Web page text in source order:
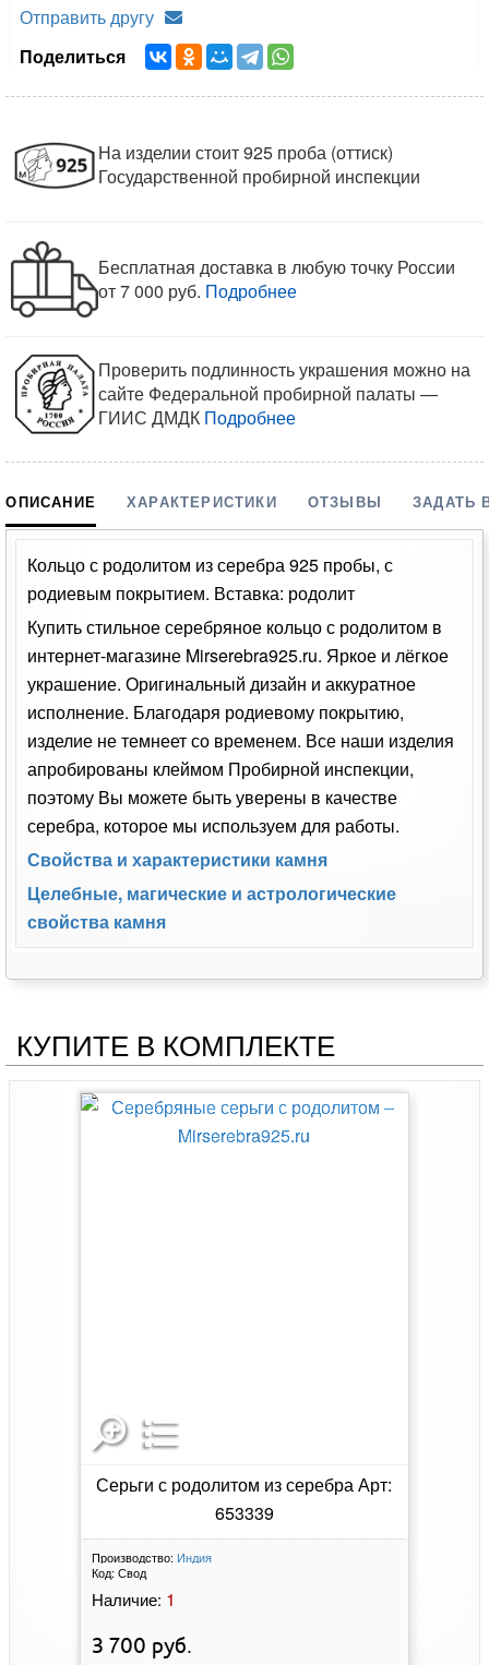
Отправить другу
Поделиться
На изделии стоит 925 проба (оттиск)
Государственной пробирной инспекции
Бесплатная доставка в любую точку России
от 7 000 руб. Подробнее
Проверить подлинность украшения можно на
сайте Федеральной пробирной палаты —
ГИИС ДМДК Подробнее
ОПИСАНИЕ ХАРАКТЕРИСТИКИ ОТЗЫВЫ ЗАДАТЬ
Кольцо с родолитом из серебра 925 пробы, с
родиевым покрытием. Вставка: родолит
Купить стильное серебряное кольцо с родолитом в
интернет-магазине Mirserebra925.ru. Яркое и лёгкое
украшение. Оригинальный дизайн и аккуратное
исполнение. Благодаря родиевому покрытию,
изделие не темнеет со временем. Все наши изделия
апробированы клеймом Пробирной инспекции,
поэтому Вы можете быть уверены в качестве
серебра, которое мы используем для работы.
Свойства и характеристики камня
Целебные, магические и астрологические
свойства камня
КУПИТЕ В КОМПЛЕКТЕ
Серьги с родолитом из серебра Арт:
653339
Производство: Индия
Код: Свод
Наличие: 1
3 700 руб.